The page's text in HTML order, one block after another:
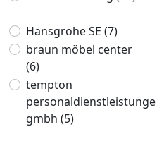
Hansgrohe SE (7)
braun möbel center
(6)
tempton
personaldienstleistungen
gmbh (5)